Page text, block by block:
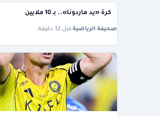
كرة «يد ماردونا».. بـ 10 ملايين
صحيفة الرياضية قبل 32 دقيقة